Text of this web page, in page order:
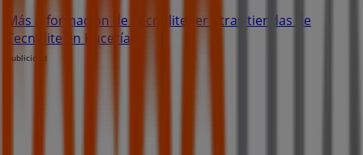
Más información de Tecnolite
Ver otras tiendas de
Tecnolite en Bucerías
Publicidad